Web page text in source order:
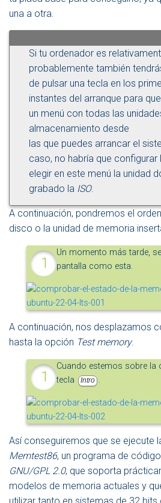
una a otra.
Si tu ordenador es
probablemente también
de pulsar una tecla en los
instantes del arranque para
un menú con todas las
almacenamiento desde
las que puedes arrancar el
caso, no habría que configurar
elegir en este menú la unidad
grabado la ISO.
A continuación, pondremos el
disco o la unidad de memoria
Un momento más tarde,
pantalla como esta.
A continuación, nos desplazamos
hasta la opción Test memory.
Cuando estemos sobre la
tecla
Intro .
Así conseguiremos que se ejecute
Memtest86, un programa de
GNU/GPL 2.0, que soporta
modelos de memoria actuales y